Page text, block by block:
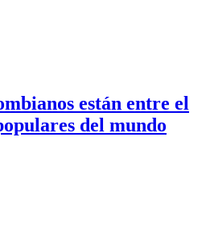
están entre el
del mundo